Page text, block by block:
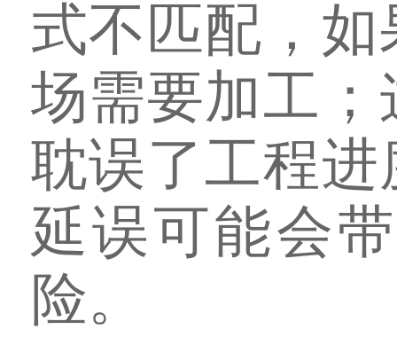
式不匹配，
场需要加工
耽误了工程
延误可能会
险。